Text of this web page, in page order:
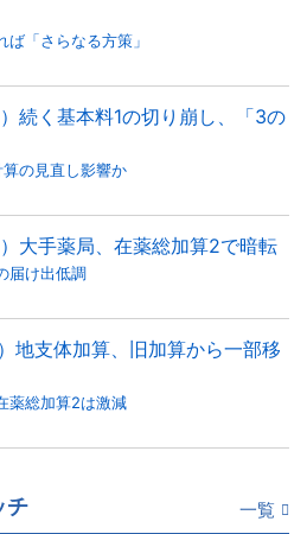
「さらなる方策」
続く基本料1の切り崩し、「3の
の見直し影響か
大手薬局、在薬総加算2で暗転
届け出低調
地支体加算、旧加算から一部移
薬総加算2は激減
チ 一覧